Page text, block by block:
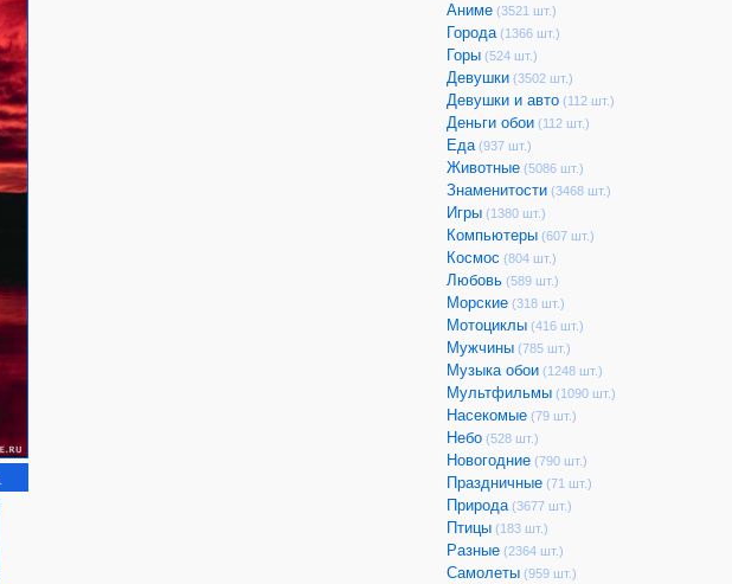
Аниме (3521 шт.)
Города (1366 шт.)
Горы (524 шт.)
Девушки (3502 шт.)
Девушки и авто (112 шт.)
Деньги обои (112 шт.)
Еда (937 шт.)
Животные (5086 шт.)
Знаменитости (3468 шт.)
Игры (1380 шт.)
Компьютеры (607 шт.)
Космос (804 шт.)
Любовь (589 шт.)
Морские (318 шт.)
Мотоциклы (416 шт.)
Мужчины (785 шт.)
Музыка обои (1248 шт.)
Мультфильмы (1090 шт.)
Насекомые (79 шт.)
Небо (528 шт.)
Новогодние (790 шт.)
Праздничные (71 шт.)
Природа (3677 шт.)
Птицы (183 шт.)
Разные (2364 шт.)
Самолеты (959 шт.)